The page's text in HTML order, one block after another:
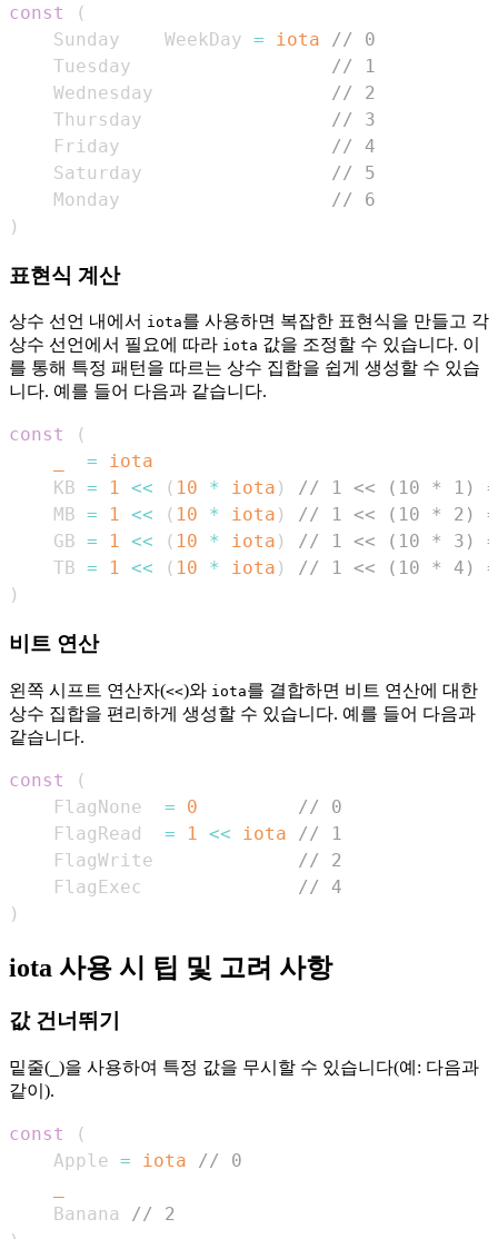
const
(
    Sunday    WeekDay
= iota
// 0
    Tuesday
// 1
    Wednesday
// 2
    Thursday
// 3
    Friday
// 4
    Saturday
// 5
    Monday
// 6
)
표현식 계산
상수 선언 내에서 iota를 사용하면 복잡한 표현식을 만들고 각
상수 선언에서 필요에 따라 iota 값을 조정할 수 있습니다. 이
를 통해 특정 패턴을 따르는 상수 집합을 쉽게 생성할 수 있습
니다. 예를 들어 다음과 같습니다.
const
(
=
iota
    KB
= 1 << ( 10 * iota )
// 1 << (10 * 1) =
    MB
= 1 << ( 10 * iota )
// 1 << (10 * 2) =
    GB
= 1 << ( 10 * iota )
// 1 << (10 * 3) =
    TB
= 1 << ( 10 * iota )
// 1 << (10 * 4) =
)
비트 연산
왼쪽 시프트 연산자(<<)와 iota를 결합하면 비트 연산에 대한
상수 집합을 편리하게 생성할 수 있습니다. 예를 들어 다음과
같습니다.
const
(
    FlagNone
= 0
// 0
    FlagRead
= 1 << iota
// 1
    FlagWrite
// 2
    FlagExec
// 4
)
iota 사용 시 팁 및 고려 사항
값 건너뛰기
밑줄( )을 사용하여 특정 값을 무시할 수 있습니다(예: 다음과
같이).
const
(
    Apple
= iota
// 0
    Banana
// 2